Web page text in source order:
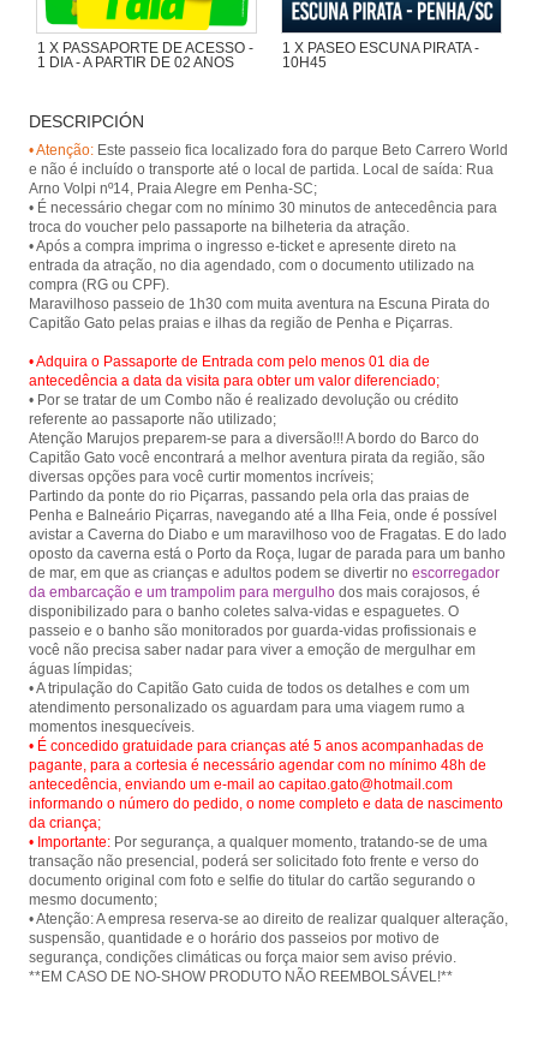
1 X PASSAPORTE DE ACESSO -
1 DIA - A PARTIR DE 02 ANOS
1 X PASEO ESCUNA PIRATA -
10H45
islas de la región de Penha y
Piçarras.
DESCRIPCIÓN
• Atenção: Este passeio fica localizado fora do parque Beto Carrero World
e não é incluído o transporte até o local de partida. Local de saída: Rua
Arno Volpi nº14, Praia Alegre em Penha-SC;
• É necessário chegar com no mínimo 30 minutos de antecedência para
troca do voucher pelo passaporte na bilheteria da atração.
• Após a compra imprima o ingresso e-ticket e apresente direto na
entrada da atração, no dia agendado, com o documento utilizado na
compra (RG ou CPF).
Maravilhoso passeio de 1h30 com muita aventura na Escuna Pirata do
• Adquira o Passaporte de Entrada com pelo menos 01 dia de
antecedência a data da visita para obter um valor diferenciado;
• Por se tratar de um Combo não é realizado devolução ou crédito
referente ao passaporte não utilizado;
Atenção Marujos preparem-se para a diversão!!! A bordo do Barco do
Capitão Gato você encontrará a melhor aventura pirata da região, são
diversas opções para você curtir momentos incríveis;
Partindo da ponte do rio Piçarras, passando pela orla das praias de
Penha e Balneário Piçarras, navegando até a Ilha Feia, onde é possível
avistar a Caverna do Diabo e um maravilhoso voo de Fragatas. E do lado
oposto da caverna está o Porto da Roça, lugar de parada para um banho
de mar, em que as crianças e adultos podem se divertir no escorregador
da embarcação e um trampolim para mergulho dos mais corajosos, é
disponibilizado para o banho coletes salva-vidas e espaguetes. O
passeio e o banho são monitorados por guarda-vidas profissionais e
você não precisa saber nadar para viver a emoção de mergulhar em
águas límpidas;
• A tripulação do Capitão Gato cuida de todos os detalhes e com um
atendimento personalizado os aguardam para uma viagem rumo a
• É concedido gratuidade para crianças até 5 anos acompanhadas de
pagante, para a cortesia é necessário agendar com no mínimo 48h de
antecedência, enviando um e-mail ao capitao.gato@hotmail.com
informando o número do pedido, o nome completo e data de nascimento
da criança;
• Importante: Por segurança, a qualquer momento, tratando-se de uma
transação não presencial, poderá ser solicitado foto frente e verso do
documento original com foto e selfie do titular do cartão segurando o
mesmo documento;
• Atenção: A empresa reserva-se ao direito de realizar qualquer alteração,
suspensão, quantidade e o horário dos passeios por motivo de
segurança, condições climáticas ou força maior sem aviso prévio.
**EM CASO DE NO-SHOW PRODUTO NÃO REEMBOLSÁVEL!**